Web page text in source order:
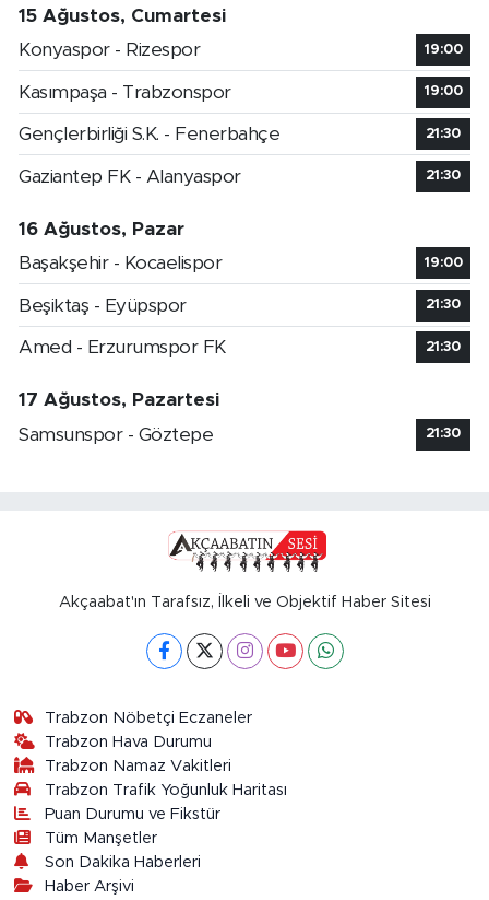
15 Ağustos, Cumartesi
Konyaspor - Rizespor
19:00
Kasımpaşa - Trabzonspor 19:00
Gençlerbirliği S.K. - Fenerbahçe 21:30
Gaziantep FK - Alanyaspor 21:30
16 Ağustos, Pazar
Başakşehir - Kocaelispor
19:00
Beşiktaş - Eyüpspor 21:30
Amed - Erzurumspor FK 21:30
17 Ağustos, Pazartesi
Samsunspor - Göztepe
21:30
Akçaabat'ın Tarafsız, İlkeli ve Objektif Haber Sitesi
Trabzon Nöbetçi Eczaneler
Trabzon Hava Durumu
Trabzon Namaz Vakitleri
Trabzon Trafik Yoğunluk Haritası
Puan Durumu ve Fikstür
Tüm Manşetler
Son Dakika Haberleri
Haber Arşivi